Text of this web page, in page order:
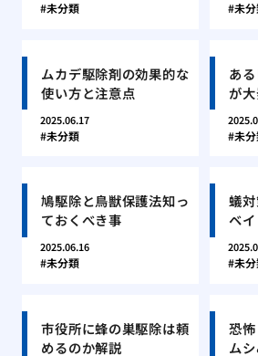
未分類 未
ムカデ駆除剤の効果的な
使い方と注意点
2025.06.17
未分類
あ
が
未
鳩駆除と鳥獣保護法知っ
ておくべき事
2025.06.16
未分類
蟻
ベ
未
市役所に蜂の巣駆除は頼
めるのか解説
恐
ム